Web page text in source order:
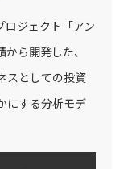
ジェクト「アン
ら開発した、
スとしての投資
にする分析モデ